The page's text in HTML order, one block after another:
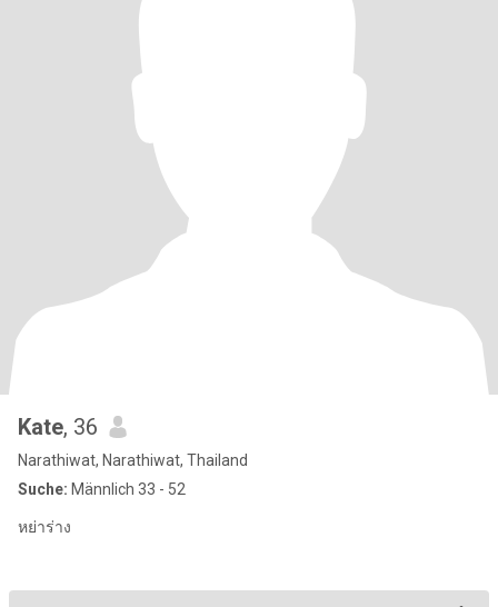
Kate, 36
Narathiwat, Narathiwat, Thailand
Suche: Männlich 33 - 52
หย่าร่าง